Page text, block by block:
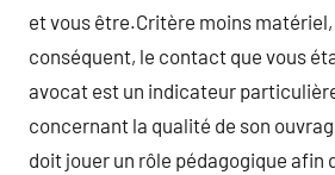
et vous être.Critère moins
conséquent, le contact que vous
avocat est un indicateur
concernant la qualité de son
doit jouer un rôle pédagogique afin